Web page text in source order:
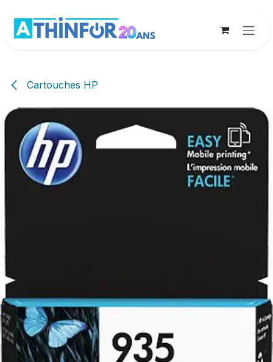
Cartouches HP